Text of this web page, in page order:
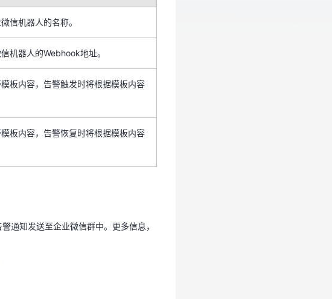
机器人的Webhook地址。
板内容，告警触发时将根据模板内容
板内容，告警恢复时将根据模板内容
信机器人的名称。
机器人的Webhook地址。
板内容，告警触发时将根据模板内容
板内容，告警恢复时将根据模板内容
通知发送至企业微信群中。更多信息，